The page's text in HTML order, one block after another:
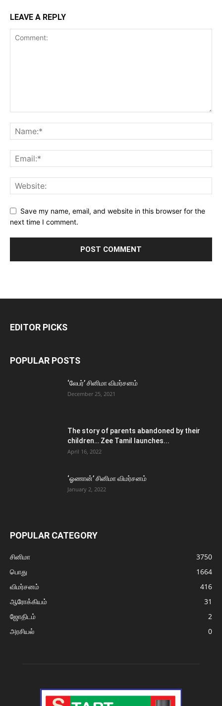
LEAVE A REPLY
Save my name, email, and website in this browser for the
next time I comment.
EDITOR PICKS
POPULAR POSTS
‘லேபர்’ சினிமா விமர்சனம்
December 25, 2021
The story of parents abandoned by their
children… Zee Tamil launches...
April 16, 2022
‘ஓணான்’ சினிமா விமர்சனம்
January 2, 2022
POPULAR CATEGORY
சினிமா
3750
பொது
1664
விமர்சனம்
416
ஆரோக்கியம்
31
ஜோதிடம்
2
அரசியல்
0